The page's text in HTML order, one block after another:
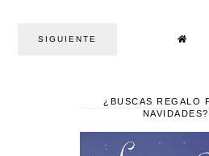
SIGUIENTE
¿BUSCAS REGALO
NAVIDADES?